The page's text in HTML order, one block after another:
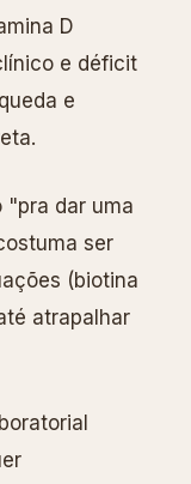
D
e déficit
e
"pra dar uma
ser
(biotina
atrapalhar